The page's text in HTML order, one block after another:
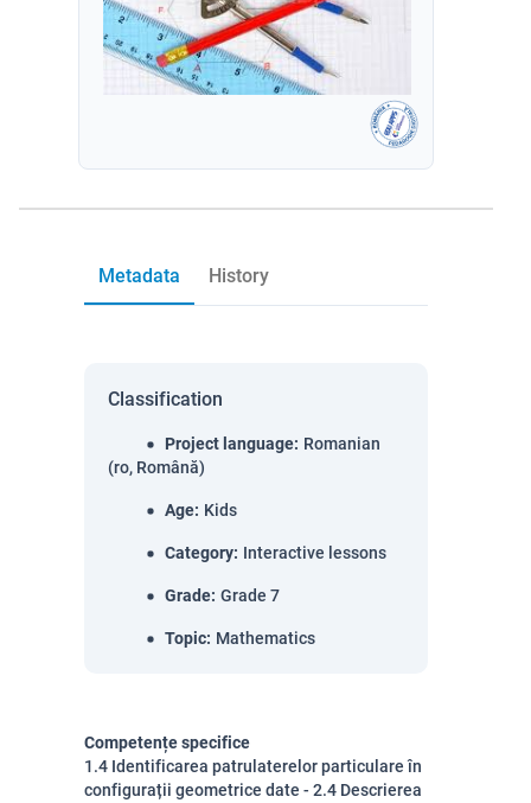
Metadata History
Classification
Project language: Romanian
(ro, Română)
Age: Kids
Category: Interactive lessons
Grade: Grade 7
Topic: Mathematics
Competențe specifice
1.4 Identificarea patrulaterelor particulare în
configurații geometrice date - 2.4 Descrierea